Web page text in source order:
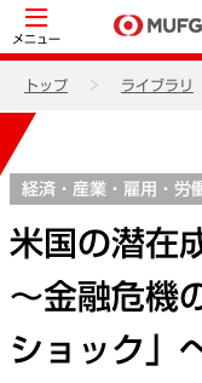
メニュー
トップ ライブラリ
経済・産業・雇用・労
米国の潜在
～金融危機
ショック」